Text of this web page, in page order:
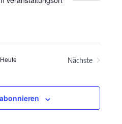
Heute
Nächste